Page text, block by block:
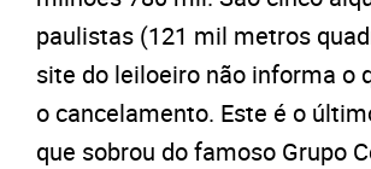
paulistas (121 mil metros
site do leiloeiro não informa o
o cancelamento. Este é o
que sobrou do famoso Grupo